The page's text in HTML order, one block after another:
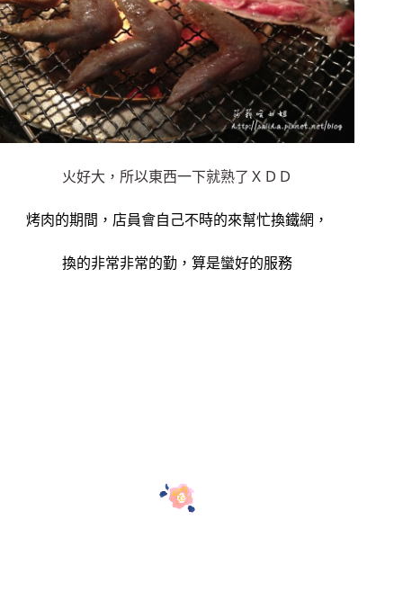
火好大，所以東西一下就熟了ＸＤＤ
烤肉的期間，店員會自己不時的來幫忙換鐵網，
換的非常非常的勤，算是蠻好的服務